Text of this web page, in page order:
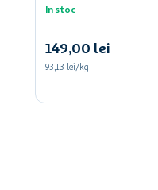
In stoc
149,00 lei
93,13 lei/kg